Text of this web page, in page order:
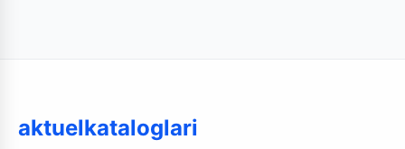
aktuelkataloglari